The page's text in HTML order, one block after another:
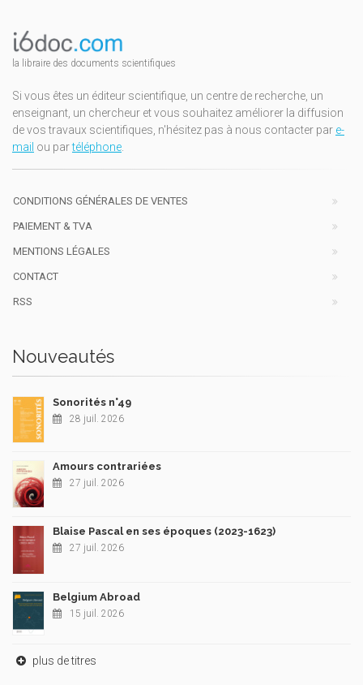
la libraire des documents scientifiques
Si vous êtes un éditeur scientifique, un centre de recherche, un
enseignant, un chercheur et vous souhaitez améliorer la diffusion
de vos travaux scientifiques, n'hésitez pas à nous contacter par e-
mail ou partéléphone.
CONDITIONS GÉNÉRALES DE VENTES
PAIEMENT & TVA
MENTIONS LÉGALES
CONTACT
RSS
Nouveautés
Sonorités n°49
28 juil. 2026
Amours contrariées
27 juil. 2026
Blaise Pascal en ses époques (2023-1623)
27 juil. 2026
Belgium Abroad
15 juil. 2026
plus de titres